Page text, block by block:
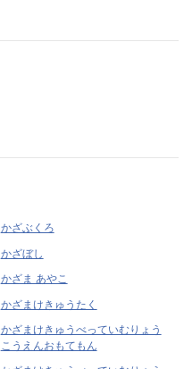
かざぶくろ
かざぼし
かざま あやこ
かざまけきゅうたく
かざまけきゅうべっていむりょう
こうえんおもてもん